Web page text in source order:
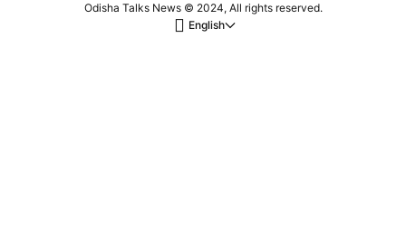
Odisha Talks News © 2024, All rights reserved.
English